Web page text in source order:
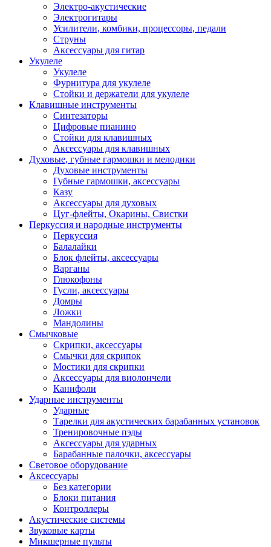
Электро-акустические
Электрогитары
Усилители, комбики, процессоры, педали
Струны
Аксессуары для гитар
Укулеле
Укулеле
Фурнитура для укулеле
Стойки и держатели для укулеле
Клавишные инструменты
Синтезаторы
Цифровые пианино
Стойки для клавишных
Аксессуары для клавишных
Духовые, губные гармошки и мелодики
Духовые инструменты
Губные гармошки, аксессуары
Казу
Аксессуары для духовых
Цуг-флейты, Окарины, Свистки
Перкуссия и народные инструменты
Перкуссия
Балалайки
Блок флейты, аксессуары
Варганы
Глюкофоны
Гусли, аксессуары
Домры
Ложки
Мандолины
Смычковые
Скрипки, аксессуары
Смычки для скрипок
Мостики для скрипки
Аксессуары для виолончели
Канифоли
Ударные инструменты
Ударные
Тарелки для акустических барабанных установок
Тренировочные пэды
Аксессуары для ударных
Барабанные палочки, аксессуары
Световое оборудование
Аксессуары
Без категории
Блоки питания
Контроллеры
Акустические системы
Звуковые карты
Микшерные пульты